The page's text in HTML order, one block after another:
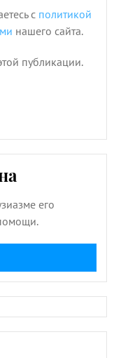
с политикой
нашего сайта.
публикации.
его